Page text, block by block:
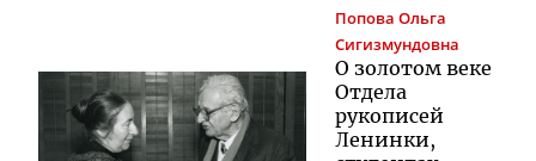
Попова Ольга
Сигизмундовна
О золотом веке
Отдела
рукописей
Ленинки,